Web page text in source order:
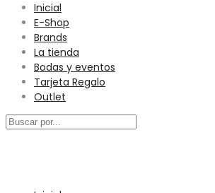
Inicial
E-Shop
Brands
La tienda
Bodas y eventos
Tarjeta Regalo
Outlet